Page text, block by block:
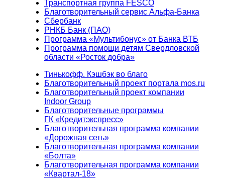
Транспортная группа FESCO
Благотворительный сервис Альфа-Банка
Сбербанк
РНКБ Банк (ПАО)
Программа «Мультибонус» от Банка ВТБ
Программа помощи детям Свердловской
области «Росток добра»
Тинькофф. Кэшбэк во благо
Благотворительный проект портала mos.ru
Благотворительный проект компании
Indoor Group
Благотворительные программы
ГК «Кредитэкспресс»
Благотворительная программа компании
«Дорожная сеть»
Благотворительная программа компании
«Болта»
Благотворительная программа компании
«Квартал-18»